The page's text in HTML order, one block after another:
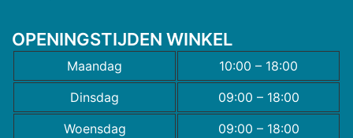
OPENINGSTIJDEN WINKEL
Maandag
10:00 – 18:00
Dinsdag
09:00 – 18:00
Woensdag
09:00 – 18:00